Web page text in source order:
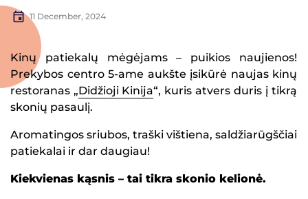
11 December, 2024
Kinų patiekalų mėgėjams – puikios naujienos!
Prekybos centro 5-ame aukšte įsikūrė naujas kinų
restoranas „Didžioji Kinija“, kuris atvers duris į tikrą
skonių pasaulį.
Aromatingos sriubos, traški vištiena, saldžiarūgščiai
patiekalai ir dar daugiau!
Kiekvienas kąsnis – tai tikra skonio kelionė.